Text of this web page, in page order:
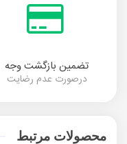
تضمین بازگشت وجه
درصورت عدم رضایت
محصولات مرتبط